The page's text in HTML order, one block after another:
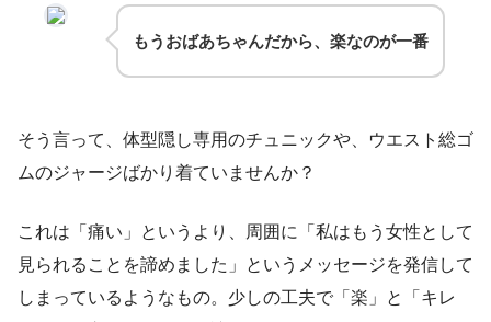
もうおばあちゃんだから、楽なのが一番
そう言って、体型隠し専用のチュニックや、ウエスト総ゴ
ムのジャージばかり着ていませんか？
これは「痛い」というより、周囲に「私はもう女性として
見られることを諦めました」というメッセージを発信して
しまっているようなもの。少しの工夫で「楽」と「キレ